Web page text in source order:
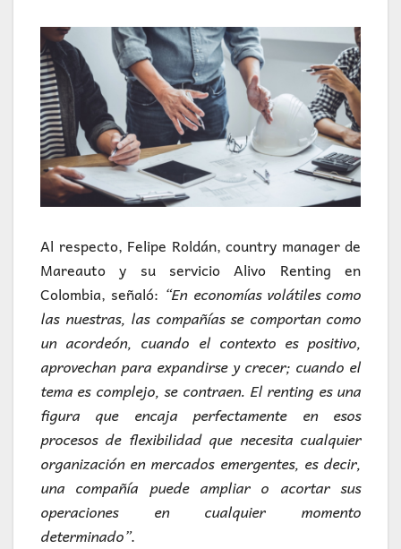
Al respecto, Felipe Roldán, country manager de
Mareauto y su servicio Alivo Renting en
Colombia, señaló: “En economías volátiles como
las nuestras, las compañías se comportan como
un acordeón, cuando el contexto es positivo,
aprovechan para expandirse y crecer; cuando el
tema es complejo, se contraen. El renting es una
figura que encaja perfectamente en esos
procesos de flexibilidad que necesita cualquier
organización en mercados emergentes, es decir,
una compañía puede ampliar o acortar sus
operaciones en cualquier momento
determinado”.